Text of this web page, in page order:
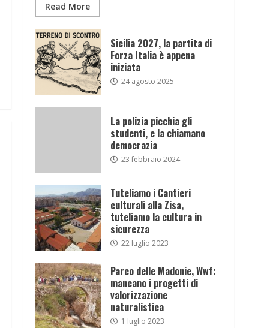
Read More
Sicilia 2027, la partita di
Forza Italia è appena
iniziata
24 agosto 2025
La polizia picchia gli
studenti, e la chiamano
democrazia
23 febbraio 2024
Tuteliamo i Cantieri
culturali alla Zisa,
tuteliamo la cultura in
sicurezza
22 luglio 2023
Parco delle Madonie, Wwf:
mancano i progetti di
valorizzazione
naturalistica
1 luglio 2023